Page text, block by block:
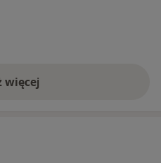
więcej
o doświadczeniu